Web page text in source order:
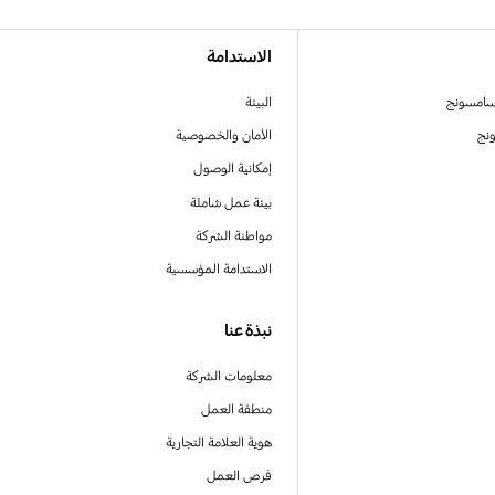
الاستدامة
البيئة
الأمان والخصوصية
إمكانية الوصول
بيئة عمل شاملة
مواطنة الشركة
الاستدامة المؤسسية
نبذة عنا
معلومات الشركة
منطقة العمل
هوية العلامة التجارية
فرص العمل